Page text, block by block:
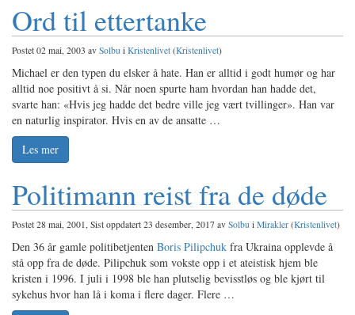
Ord til ettertanke
Postet 02 mai, 2003 av Solbu i Kristenlivet (Kristenlivet)
Michael er den typen du elsker å hate. Han er alltid i godt humør og har
alltid noe positivt å si. Når noen spurte ham hvordan han hadde det,
svarte han: «Hvis jeg hadde det bedre ville jeg vært tvillinger». Han var
en naturlig inspirator. Hvis en av de ansatte …
Les mer
Politimann reist fra de døde
Postet 28 mai, 2001, Sist oppdatert 23 desember, 2017 av Solbu i Mirakler (Kristenlivet)
Den 36 år gamle politibetjenten Boris Pilipchuk fra Ukraina opplevde å
stå opp fra de døde. Pilipchuk som vokste opp i et ateistisk hjem ble
kristen i 1996. I juli i 1998 ble han plutselig bevisstløs og ble kjørt til
sykehus hvor han lå i koma i flere dager. Flere …